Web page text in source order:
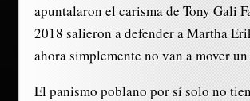
apuntalaron el carisma de Tony Gali
2018 salieron a defender a Martha
ahora simplemente no van a mover
El panismo poblano por sí solo no